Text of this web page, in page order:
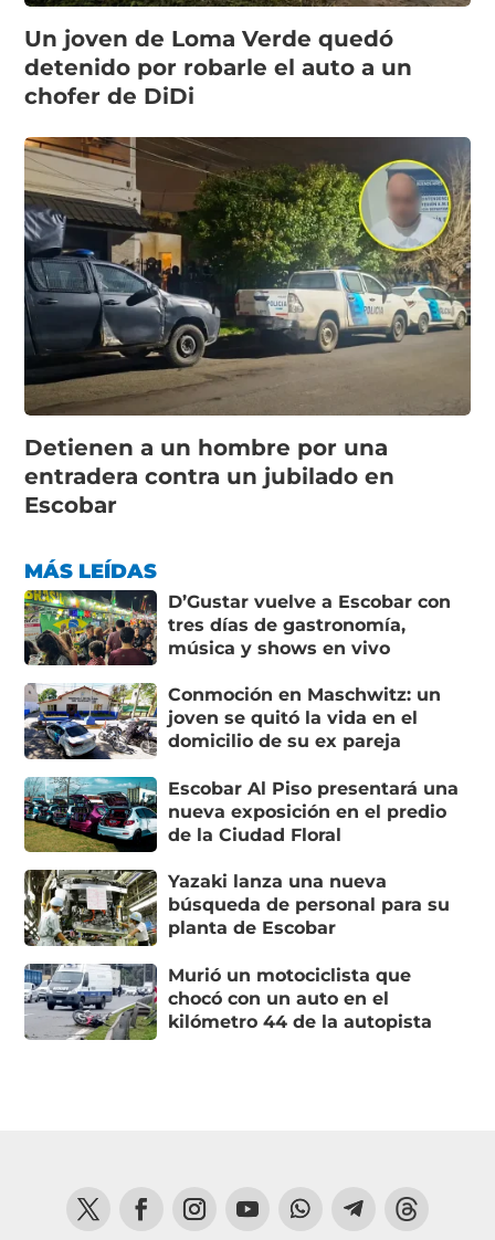
Un joven de Loma Verde quedó
detenido por robarle el auto a un
chofer de DiDi
Detienen a un hombre por una
entradera contra un jubilado en
Escobar
MÁS LEÍDAS
D’Gustar vuelve a Escobar con
tres días de gastronomía,
música y shows en vivo
Conmoción en Maschwitz: un
joven se quitó la vida en el
domicilio de su ex pareja
Escobar Al Piso presentará una
nueva exposición en el predio
de la Ciudad Floral
Yazaki lanza una nueva
búsqueda de personal para su
planta de Escobar
Murió un motociclista que
chocó con un auto en el
kilómetro 44 de la autopista